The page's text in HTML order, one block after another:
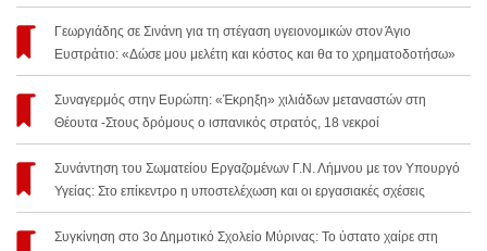
Γεωργιάδης σε Σινάνη για τη στέγαση υγειονομικών στον Άγιο
Ευστράτιο: «Δώσε μου μελέτη και κόστος και θα το χρηματοδοτήσω»
Συναγερμός στην Ευρώπη: «Έκρηξη» χιλιάδων μεταναστών στη
Θέουτα -Στους δρόμους ο ισπανικός στρατός, 18 νεκροί
Συνάντηση του Σωματείου Εργαζομένων Γ.Ν. Λήμνου με τον Υπουργό
Υγείας: Στο επίκεντρο η υποστελέχωση και οι εργασιακές σχέσεις
Συγκίνηση στο 3ο Δημοτικό Σχολείο Μύρινας: Το ύστατο χαίρε στη